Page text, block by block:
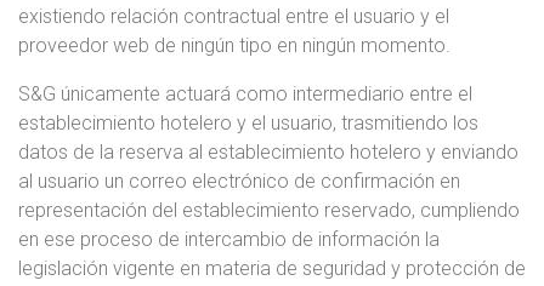
existiendo relación contractual entre el usuario y el
proveedor web de ningún tipo en ningún momento.
S&G únicamente actuará como intermediario entre el
establecimiento hotelero y el usuario, trasmitiendo los
datos de la reserva al establecimiento hotelero y enviando
al usuario un correo electrónico de confirmación en
representación del establecimiento reservado, cumpliendo
en ese proceso de intercambio de información la
legislación vigente en materia de seguridad y protección de